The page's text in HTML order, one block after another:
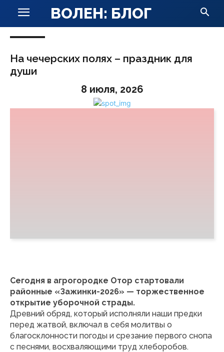
ВОЛЕН: БЛОГ
На чечерских полях – праздник для
души
8 июля, 2026
Сегодня в агрогородке Отор стартовали
районные «Зажинки-2026» — торжественное
открытие уборочной страды.
Древний обряд, который исполняли наши предки
перед жатвой, включал в себя молитвы о
благосклонности погоды и срезание первого снопа
с песнями, восхваляющими труд хлеборобов.